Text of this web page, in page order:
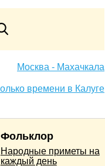
Москва - Махачкала
времени в Калуге
Фольклор
Народные приметы на
каждый день